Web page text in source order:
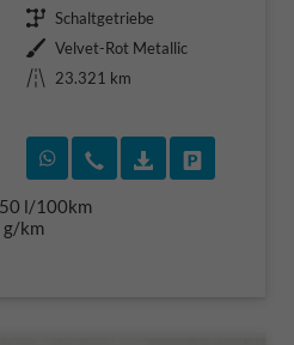
Getriebe Schaltgetriebe
Außenfarbe Velvet-Rot Metallic
Kilometerstand
23.321 km
Rückruf vereinbaren
Wir rufen Sie an
l/100km
g/km